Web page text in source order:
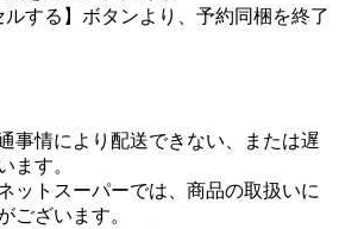
ルする】ボタンより、予約同梱を終了
事情により配送できない、または遅
ます。
ットスーパーでは、商品の取扱いに
ございます。